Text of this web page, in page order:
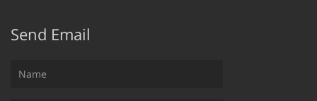
Send Email